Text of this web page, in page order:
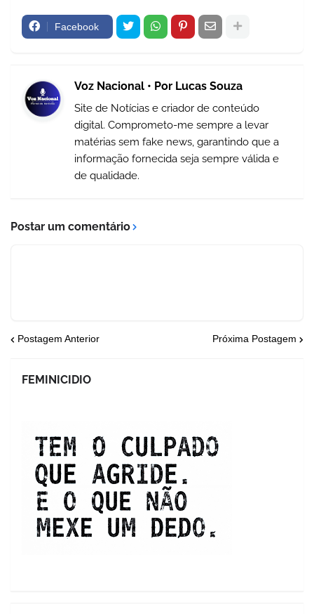
Facebook
Voz Nacional • Por Lucas Souza
Site de Notícias e criador de conteúdo
digital. Comprometo-me sempre a levar
matérias sem fake news, garantindo que a
informação fornecida seja sempre válida e
de qualidade.
Postar um comentário
Postagem Anterior Próxima Postagem
FEMINICIDIO